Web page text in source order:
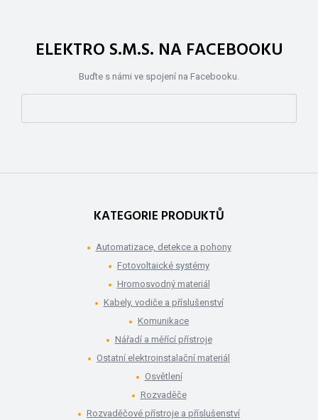
ELEKTRO S.M.S. NA FACEBOOKU
Buďte s námi ve spojení na Facebooku.
KATEGORIE PRODUKTŮ
Automatizace, detekce a pohony
Fotovoltaické systémy
Hromosvodný materiál
Kabely, vodiče a příslušenství
Komunikace
Nářadí a měřící přístroje
Ostatní elektroinstalační materiál
Osvětlení
Rozvaděče
Rozvaděčové přístroje a příslušenství